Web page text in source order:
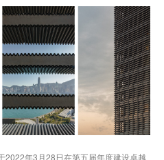
2022年3月28日在第五届年度建设卓越